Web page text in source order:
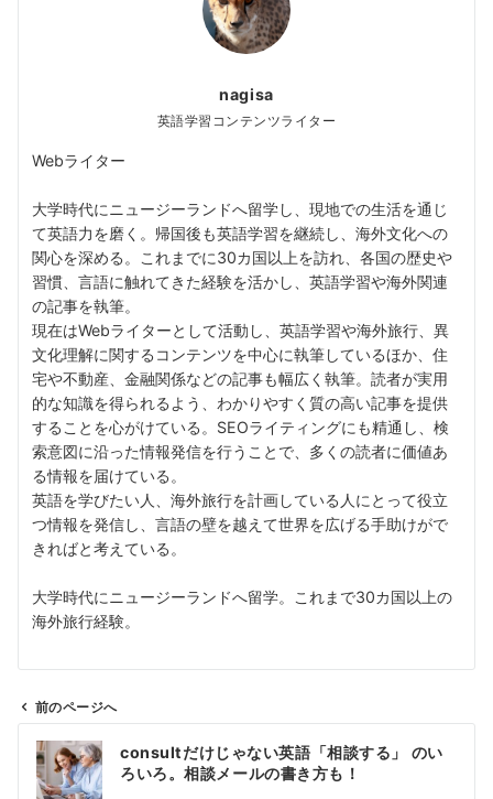
nagisa
英語学習コンテンツライター
Webライター
大学時代にニュージーランドへ留学し、現地での生活を通じ
て英語力を磨く。帰国後も英語学習を継続し、海外文化への
関心を深める。これまでに30カ国以上を訪れ、各国の歴史や
習慣、言語に触れてきた経験を活かし、英語学習や海外関連
の記事を執筆。
現在はWebライターとして活動し、英語学習や海外旅行、異
文化理解に関するコンテンツを中心に執筆しているほか、住
宅や不動産、金融関係などの記事も幅広く執筆。読者が実用
的な知識を得られるよう、わかりやすく質の高い記事を提供
することを心がけている。SEOライティングにも精通し、検
索意図に沿った情報発信を行うことで、多くの読者に価値あ
る情報を届けている。
英語を学びたい人、海外旅行を計画している人にとって役立
つ情報を発信し、言語の壁を越えて世界を広げる手助けがで
きればと考えている。
大学時代にニュージーランドへ留学。これまで30カ国以上の
海外旅行経験。
前のページへ
consultだけじゃない英語「相談する」 のい
ろいろ。相談メールの書き方も！